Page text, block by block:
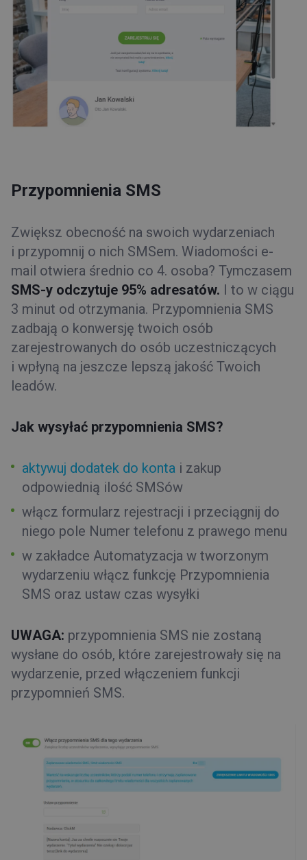
Przypomnienia SMS
Zwiększ obecność na swoich wydarzeniach
i przypomnij o nich SMSem. Wiadomości e-
mail otwiera średnio co 4. osoba? Tymczasem
SMS-y odczytuje 95% adresatów. I to w ciągu
3 minut od otrzymania. Przypomnienia SMS
zadbają o konwersję twoich osób
zarejestrowanych do osób uczestniczących
i wpłyną na jeszcze lepszą jakość Twoich
leadów.
Jak wysyłać przypomnienia SMS?
aktywuj dodatek do konta i zakup
odpowiednią ilość SMSów
włącz formularz rejestracji i przeciągnij do
niego pole Numer telefonu z prawego menu
w zakładce Automatyzacja w tworzonym
wydarzeniu włącz funkcję Przypomnienia
SMS oraz ustaw czas wysyłki
UWAGA: przypomnienia SMS nie zostaną
wysłane do osób, które zarejestrowały się na
wydarzenie, przed włączeniem funkcji
przypomnień SMS.